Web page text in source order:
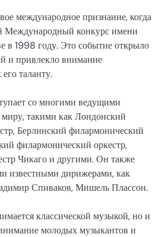
международное признание, когда
Международный конкурс имени
в 1998 году. Это событие открыло
и привлекло внимание
таланту.
со многими ведущими
такими как Лондонский
Берлинский филармонический
филармонический оркестр,
Чикаго и другими. Он также
известными дирижерами, как
Спиваков, Мишель Плассон.
классической музыкой, но и
молодых музыкантов и